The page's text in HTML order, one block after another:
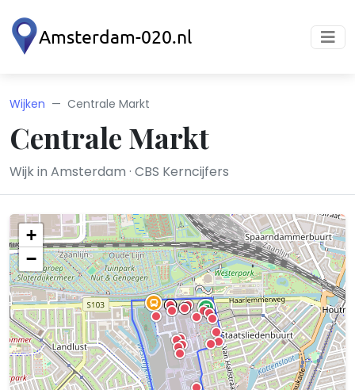
Wijken Centrale Markt
Centrale Markt
Wijk in Amsterdam · CBS Kerncijfers
+
−